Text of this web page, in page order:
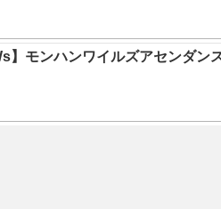
】モンハンワイルズアセンダン